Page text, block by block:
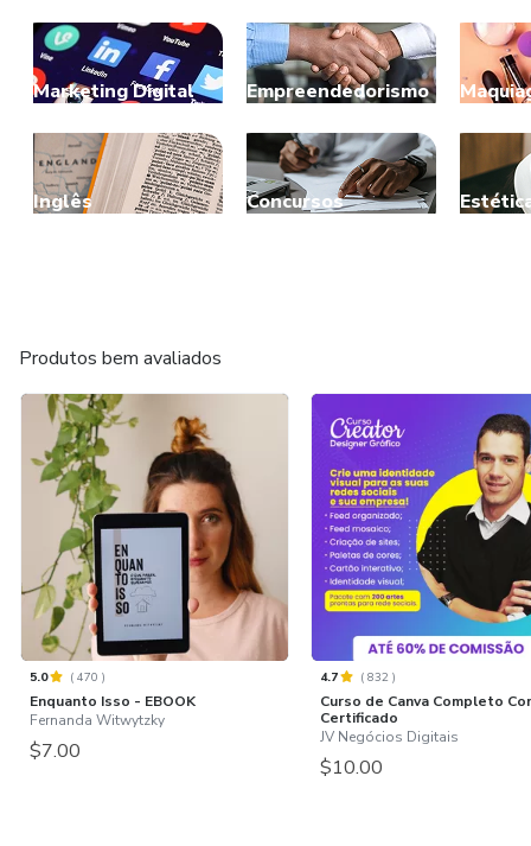
Marketing Digital Empreendedorismo
Inglês Concursos
Produtos bem avaliados
5.0 (470 )
Enquanto Isso - EBOOK
Fernanda Witwytzky
$7.00
4.7 (832 )
Curso de Canva Completo
Certificado
JV Negócios Digitais
$10.00